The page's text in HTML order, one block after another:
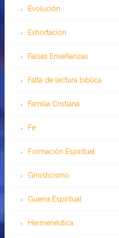
Evolución
Exhortación
Falsas Enseñanzas
Falta de lectura bíblica
Familia Cristiana
Fe
Formación Espiritual
Gnosticismo
Guerra Espiritual
Hermenéutica